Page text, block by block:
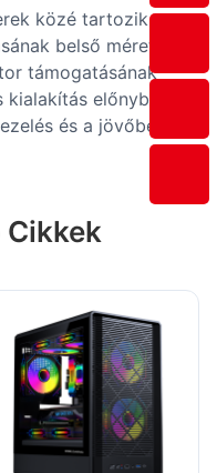
közé tartozik a
belső méreteinek
támogatásának
előnyben
és a jövőbeli